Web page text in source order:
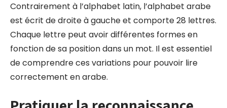
Contrairement à l’alphabet latin, l’alphabet arabe
est écrit de droite à gauche et comporte 28 lettres.
Chaque lettre peut avoir différentes formes en
fonction de sa position dans un mot. Il est essentiel
de comprendre ces variations pour pouvoir lire
correctement en arabe.